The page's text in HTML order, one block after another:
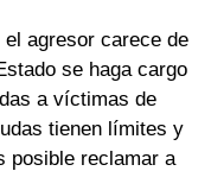
agresor carece de
se haga cargo
a víctimas de
tienen límites y
posible reclamar a